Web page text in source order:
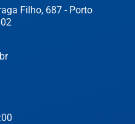
Filho, 687 - Porto